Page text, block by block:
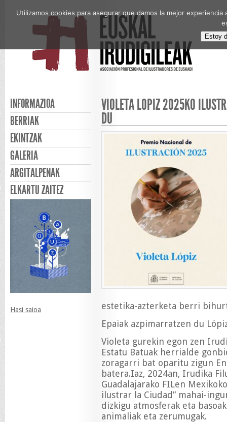
INFORMAZIOA
BERRIAK
EKINTZAK
GALERIA
ARGITALPENAK
ELKARTU ZAITEZ
Hasi saioa
VIOLETA LOPIZ 2025KO
DU
estetika-azterketa berri
Epaiak azpimarratzen du
Violeta gurekin egon zen
Estatu Batuak herrialde
zoragarri bat oparitu zigun
batera.Iaz, 2024an, Irudika
Guadalajarako FILen
ilustrar la Ciudad” mahai-
dizkigu atmosferak eta
animaliak eta zerumugak.
Utilizamos cookies para asegurar que damos la mejor
Estoy